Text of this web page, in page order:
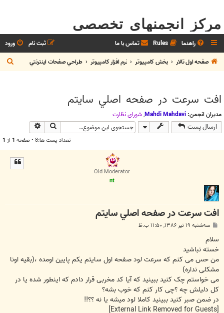
مرکز انجمنهای تخصصی
راهنما Rules تماس با ما ورود
ثبت نام
صفحه اول تالار
بخش كامپيوتر نرم افزار كامپيوتر طراحي صفحات اينترنتي
س
افت سرعت در صفحه اصلي سايتم
مدیران انجمن: Mahdi Mahdavi
,شوراي نظارت
ارسال پست جستجو
تعداد پست ها:8 • صفحه 1 از 1
Old Moderator
nt
افت سرعت در صفحه اصلي سايتم
ت
سه‌شنبه ۱۹ تیر ۱۳۸۶, ۱۱:۵۰ ب.ظ
سلام
خسته نباشید
من حس می کنم که سرعت لود صفحه اول سایتم یکم پایین اومده ،(بقیه اونا
مشکلی نداره)
‌می خواستم چک کنید ببینید که آیا کد مخربی قرار دادم که اینطور شده یا در
کل دلیلش چه ؟چی کار کنم که خوب بشه؟
در ضمن صبر کنید ببینید کاملا لود میشه یا نه ؟؟!!
[External Link Removed for Guests]